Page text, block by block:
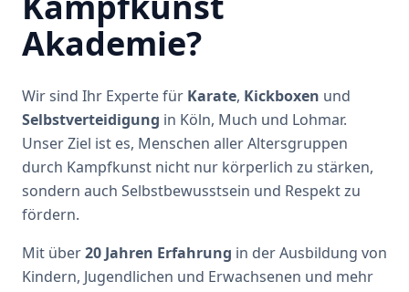
Akademie?
Wir sind Ihr Experte für Karate, Kickboxen und
Selbstverteidigung in Köln, Much und Lohmar.
Unser Ziel ist es, Menschen aller Altersgruppen
durch Kampfkunst nicht nur körperlich zu stärken,
sondern auch Selbstbewusstsein und Respekt zu
fördern.
Mit über20 Jahren Erfahrung in der Ausbildung von
Kindern, Jugendlichen und Erwachsenen und mehr